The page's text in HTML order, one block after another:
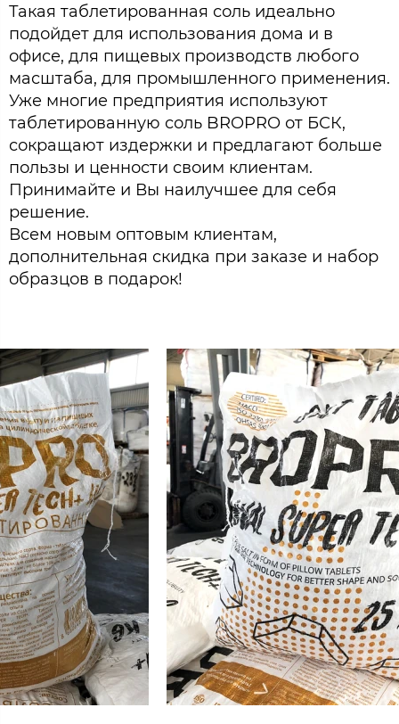
Такая таблетированная соль идеально
подойдет для использования дома и в
офисе, для пищевых производств любого
масштаба, для промышленного применения.
Уже многие предприятия используют
таблетированную соль BROPRO от БСК,
сокращают издержки и предлагают больше
пользы и ценности своим клиентам.
Принимайте и Вы наилучшее для себя
решение.
Всем новым оптовым клиентам,
дополнительная скидка при заказе и набор
образцов в подарок!